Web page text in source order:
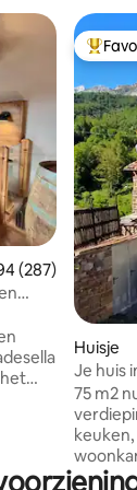
(287)
Huisje
Je huis
75 m2